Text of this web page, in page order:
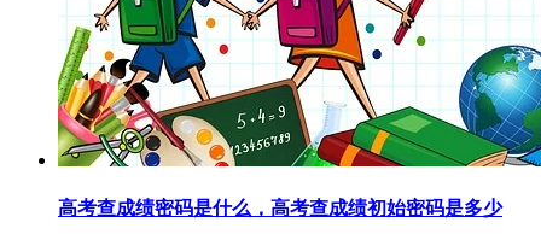
高考查成绩密码是什么，高考查成绩初始密码是多少